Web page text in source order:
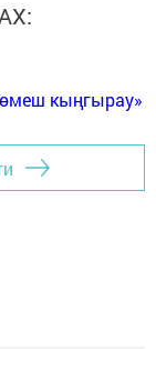
кыңгырау»